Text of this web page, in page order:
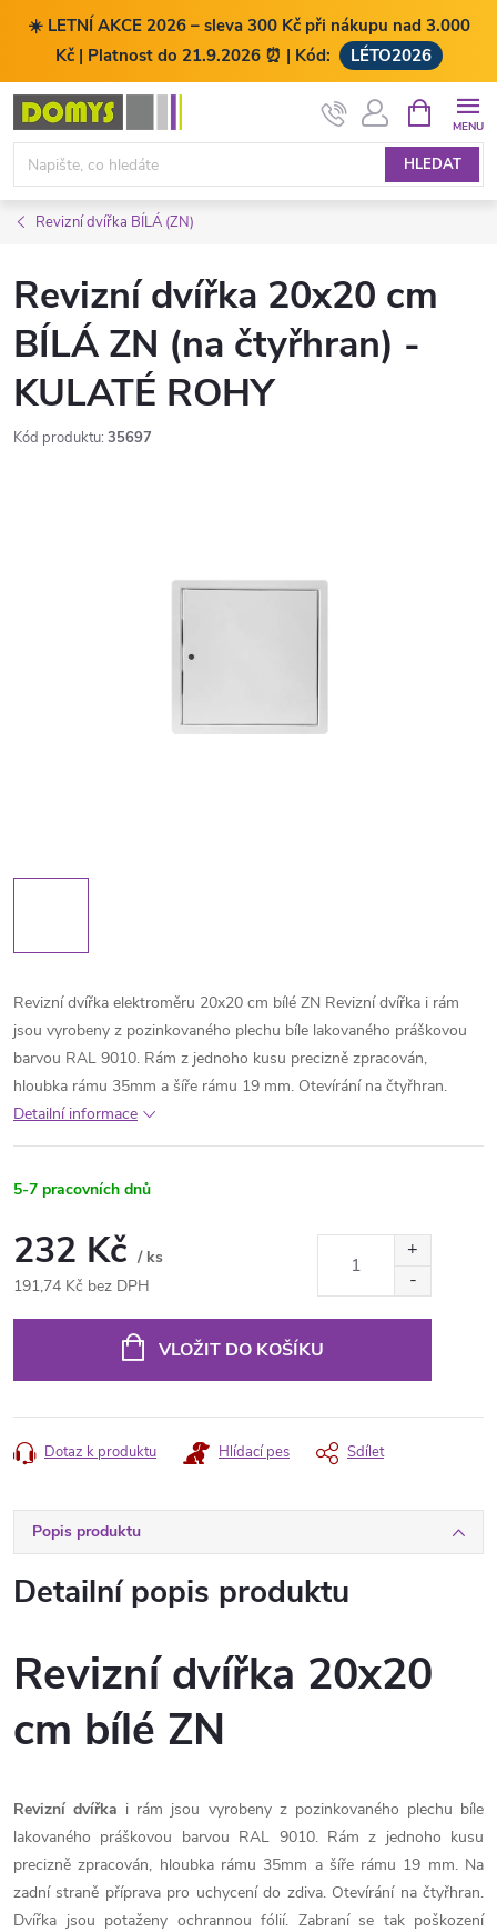
☀️ LETNÍ AKCE 2026 – sleva 300 Kč při nákupu nad 3.000
Kč | Platnost do 21.9.2026 ⏰ | Kód:
LÉTO2026
Přejít
obsah
HLEDAT
NÁKUPNÍ
KOŠÍK
Revizní dvířka BÍLÁ (ZN)
Revizní dvířka 20x20 cm
BÍLÁ ZN (na čtyřhran) -
KULATÉ ROHY
Kód produktu: 35697
Revizní dvířka elektroměru 20x20 cm bílé ZN Revizní dvířka i rám
jsou vyrobeny z pozinkovaného plechu bíle lakovaného práškovou
barvou RAL 9010. Rám z jednoho kusu precizně zpracován,
hloubka rámu 35mm a šíře rámu 19 mm. Otevírání na čtyřhran.
Detailní informace
5-7 pracovních dnů
232 Kč / ks
191,74 Kč bez DPH
VLOŽIT DO KOŠÍKU
Dotaz k produktu Hlídací pes Sdílet
Popis produktu
Detailní popis produktu
Revizní dvířka 20x20
cm bílé ZN
Revizní dvířka i rám jsou vyrobeny z pozinkovaného plechu bíle
lakovaného práškovou barvou RAL 9010. Rám z jednoho kusu
precizně zpracován, hloubka rámu 35mm a šíře rámu 19 mm. Na
zadní straně příprava pro uchycení do zdiva. Otevírání na čtyřhran.
Dvířka jsou potaženy ochrannou fólií. Zabraní se tak poškození